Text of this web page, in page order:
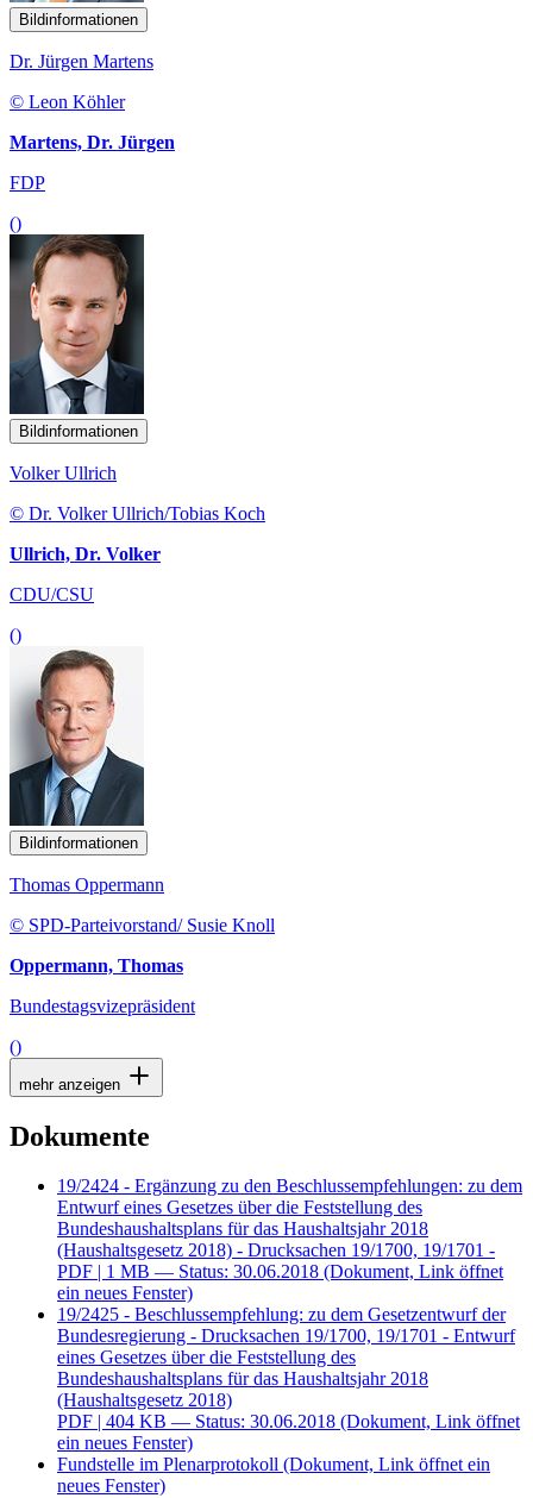
Bildinformationen
Dr. Jürgen Martens
© Leon Köhler
Martens, Dr. Jürgen
FDP
()
Bildinformationen
Volker Ullrich
© Dr. Volker Ullrich/Tobias Koch
Ullrich, Dr. Volker
CDU/CSU
()
Bildinformationen
Thomas Oppermann
© SPD-Parteivorstand/ Susie Knoll
Oppermann, Thomas
Bundestagsvizepräsident
()
mehr anzeigen
Dokumente
19/2424 - Ergänzung zu den Beschlussempfehlungen: zu dem
Entwurf eines Gesetzes über die Feststellung des
Bundeshaushaltsplans für das Haushaltsjahr 2018
(Haushaltsgesetz 2018) - Drucksachen 19/1700, 19/1701 -
PDF | 1 MB — Status: 30.06.2018 (Dokument, Link öffnet
ein neues Fenster)
19/2425 - Beschlussempfehlung: zu dem Gesetzentwurf der
Bundesregierung - Drucksachen 19/1700, 19/1701 - Entwurf
eines Gesetzes über die Feststellung des
Bundeshaushaltsplans für das Haushaltsjahr 2018
(Haushaltsgesetz 2018)
PDF | 404 KB — Status: 30.06.2018 (Dokument, Link öffnet
ein neues Fenster)
Fundstelle im Plenarprotokoll (Dokument, Link öffnet ein
neues Fenster)